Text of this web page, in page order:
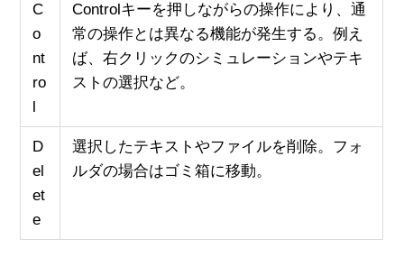
C
o
nt
ro
l
Controlキーを押しながらの操作により、通
常の操作とは異なる機能が発生する。例え
ば、右クリックのシミュレーションやテキ
ストの選択など。
D
el
et
e
選択したテキストやファイルを削除。フォ
ルダの場合はゴミ箱に移動。